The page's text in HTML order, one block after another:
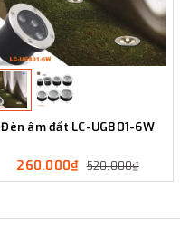
Đèn âm đất LC-UG801-6W
260.000₫ 520.000₫